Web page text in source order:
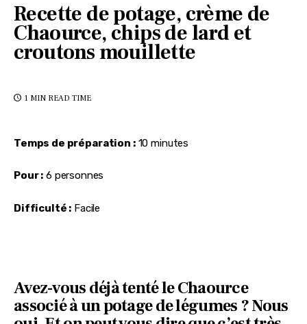
Recette de potage, crème de
Chaource, chips de lard et
croutons mouillette
1 MIN READ TIME
Temps de préparation : 10 minutes
Pour : 6 personnes
Difficulté : Facile
Avez-vous déjà tenté le Chaource
associé à un potage de légumes ? Nous